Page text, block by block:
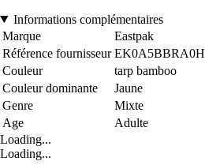
Informations complémentaires
Marque
Eastpak
Référence fournisseur EK0A5BBRA0H
Couleur
tarp bamboo
Couleur dominante
Jaune
Genre
Mixte
Age
Adulte
Loading...
Loading...